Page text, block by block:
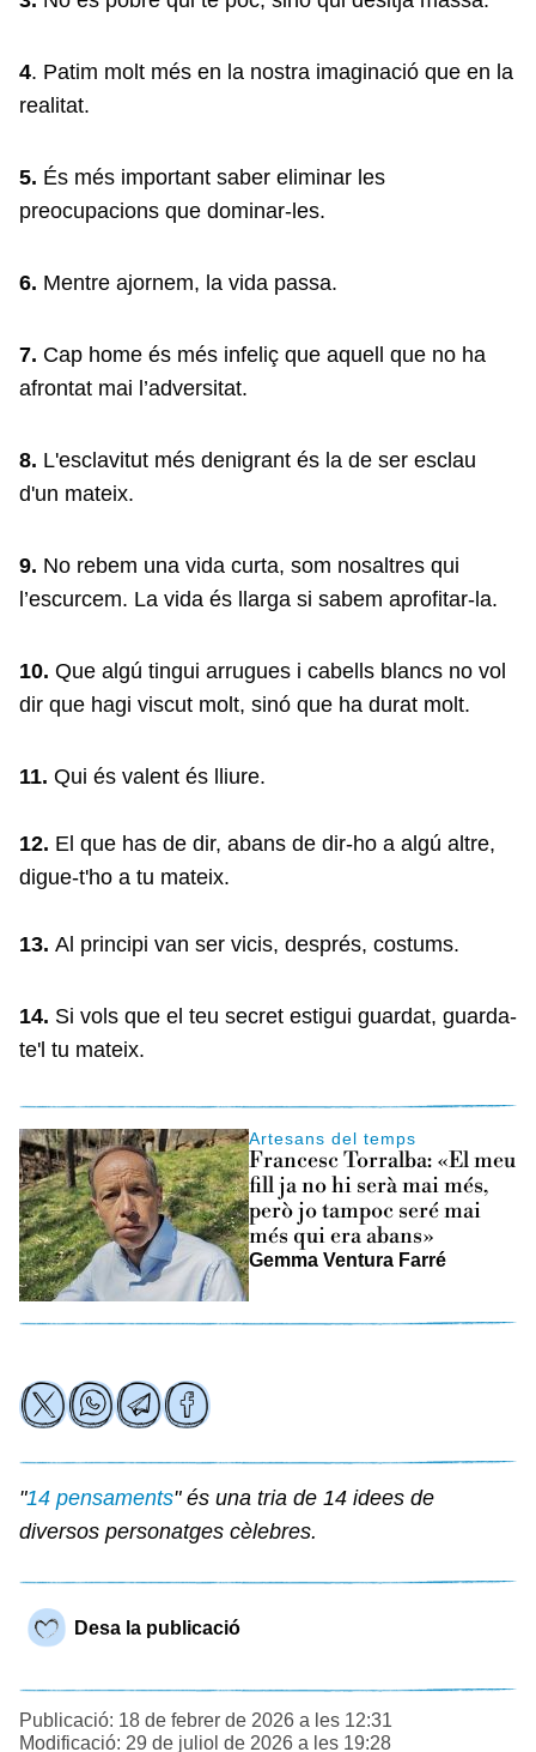
4. Patim molt més en la nostra imaginació que en la
realitat.
5. És més important saber eliminar les
preocupacions que dominar-les.
6. Mentre ajornem, la vida passa.
7. Cap home és més infeliç que aquell que no ha
afrontat mai l’adversitat.
8. L'esclavitut més denigrant és la de ser esclau
d'un mateix.
9. No rebem una vida curta, som nosaltres qui
l’escurcem. La vida és llarga si sabem aprofitar-la.
10. Que algú tingui arrugues i cabells blancs no vol
dir que hagi viscut molt, sinó que ha durat molt.
11. Qui és valent és lliure.
12. El que has de dir, abans de dir-ho a algú altre,
digue-t'ho a tu mateix.
13. Al principi van ser vicis, després, costums.
14. Si vols que el teu secret estigui guardat, guarda-
te'l tu mateix.
Artesans del temps
Francesc Torralba: «El meu
fill ja no hi serà mai més,
però jo tampoc seré mai
més qui era abans»
Gemma Ventura Farré
"14 pensaments" és una tria de 14 idees de
diversos personatges cèlebres.
Desa la publicació
Publicació: 18 de febrer de 2026 a les 12:31
Modificació: 29 de juliol de 2026 a les 19:28